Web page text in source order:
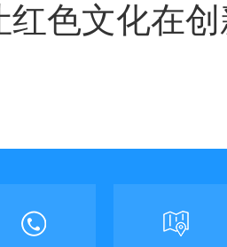
红色文化在